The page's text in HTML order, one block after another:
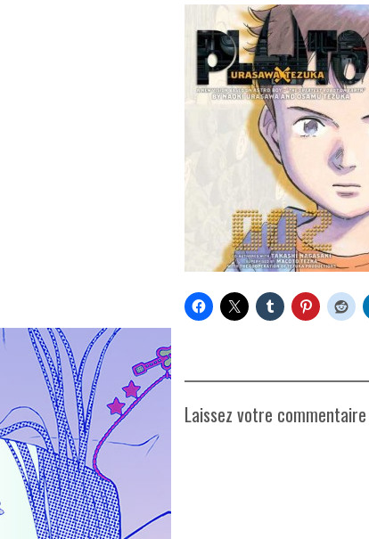
Laissez votre commentaire